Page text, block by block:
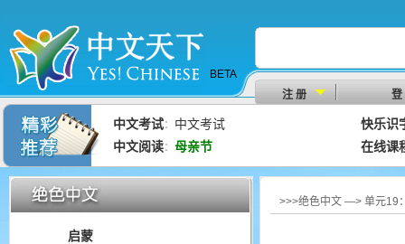
BETA
注 册
登
中文考试： 中文考试
快乐识
中文阅读： 母亲节 在线课
启蒙
>>>绝色中文 —> 单元19